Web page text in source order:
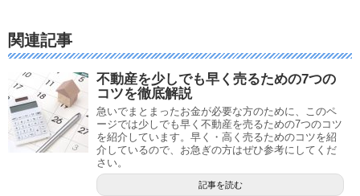
関連記事
不動産を少しでも早く売るための7つの
コツを徹底解説
急いでまとまったお金が必要な方のために、このペ
ージでは少しでも早く不動産を売るための7つのコツ
を紹介しています。早く・高く売るためのコツを紹
介しているので、お急ぎの方はぜひ参考にしてくだ
さい。
記事を読む